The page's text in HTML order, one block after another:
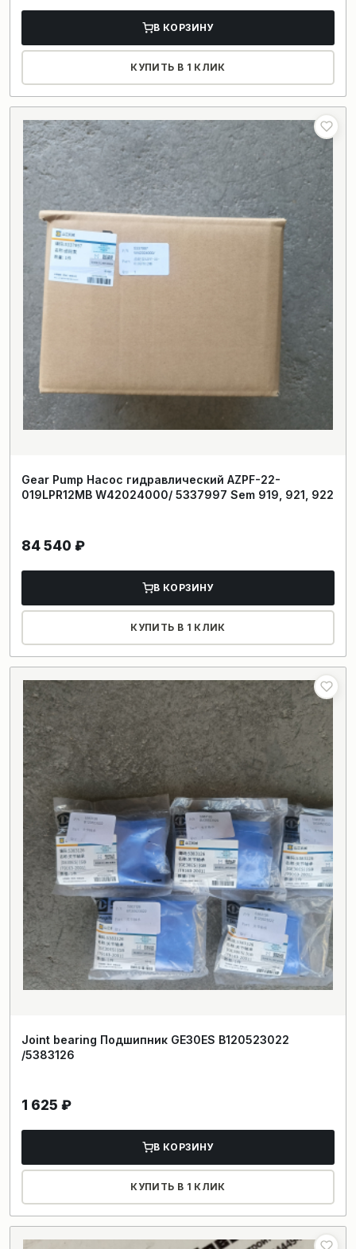
В КОРЗИНУ
КУПИТЬ В 1 КЛИК
Gear Pump Насос гидравлический AZPF-22-
019LPR12MB W42024000/ 5337997 Sem 919, 921, 922
84 540 ₽
В КОРЗИНУ
КУПИТЬ В 1 КЛИК
Joint bearing Подшипник GE30ES B120523022
/5383126
1 625 ₽
В КОРЗИНУ
КУПИТЬ В 1 КЛИК